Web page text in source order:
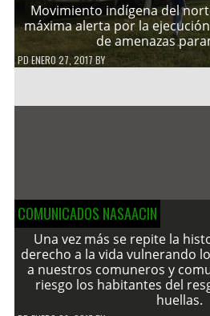
Movimiento indígena del
máxima alerta por la
de amenazas
PDENERO 27, 2017 BY
COMUNICADOS NASAACIN
Una vez más se repite la
derecho a la vida vulnerando
a nuestros comuneros y
riesgo los habitantes del
huellas.